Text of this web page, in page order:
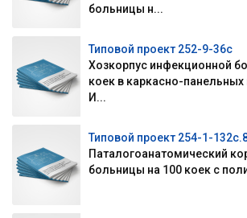
больницы н...
Типовой проект 252-9-36с
Хозкорпус инфекционной
коек в каркасно-панельных
И...
Типовой проект 254-1-
Паталогоанатомический
больницы на 100 коек с